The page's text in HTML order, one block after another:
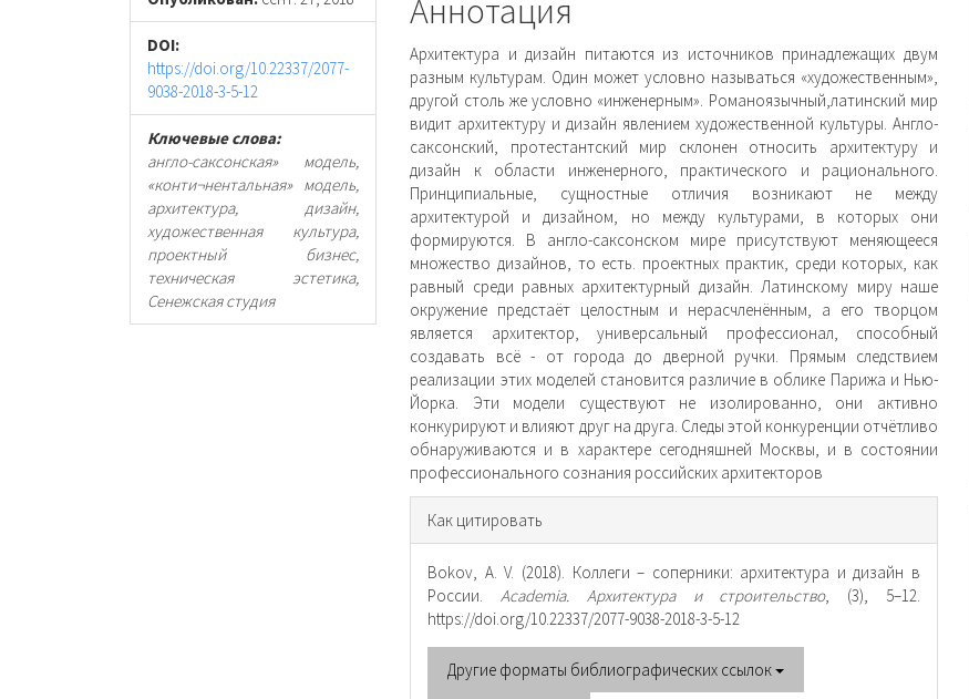
DOI:
https://doi.org/10.22337/2077-
9038-2018-3-5-12
Ключевые слова:
англо-саксонская» модель,
«конти¬нентальная» модель,
архитектура, дизайн,
художественная культура,
проектный бизнес,
техническая эстетика,
Сенежская студия
Аннотация
Архитектура и дизайн питаются из источников при­надлежащих двум
разным культурам. Один может условно называться «художественным»,
другой столь же условно «инженерным». Романоязычный,латинский мир
видит архитектуру и дизайн явлением художественной культуры. Англо-
саксонский, протестантский мир склонен относить архитектуру и
дизайн к области инженерного, практического и рационального.
Принципиальные, сущностные отличия возникают не между
архитектурой и дизайном, но между культурами, в которых они
формируются. В англо-саксонском мире присутствуют меняющееся
множество дизайнов, то есть. проектных практик, среди которых, как
равный среди равных архитектурный дизайн. Латинскому миру наше
окружение предстаёт целостным и нерасчленённым, а его творцом
является архитектор, универсальный профессионал, способ­ный
создавать всё - от города до дверной ручки. Прямым следствием
реализации этих моделей становится различие в облике Парижа и Нью-
Йорка. Эти модели существуют не изолированно, они активно
конкурируют и влияют друг на друга. Следы этой конкуренции отчётливо
обнаруживаются и в характере сегодняшней Москвы, и в состоянии
профес­сионального сознания российских архитекторов
Информация
о статье
Как цитировать
Bokov, A. V. (2018). Коллеги – соперники: архитектура и дизайн в
России. Academia. Архитектура и строительство, (3), 5–12.
https://doi.org/10.22337/2077-9038-2018-3-5-12
Другие форматы библиографических ссылок